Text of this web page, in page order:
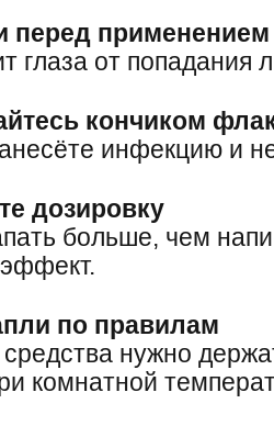
перед применением
глаза от попадания
кончиком
инфекцию и
дозировку
больше, чем
по правилам
нужно
комнатной